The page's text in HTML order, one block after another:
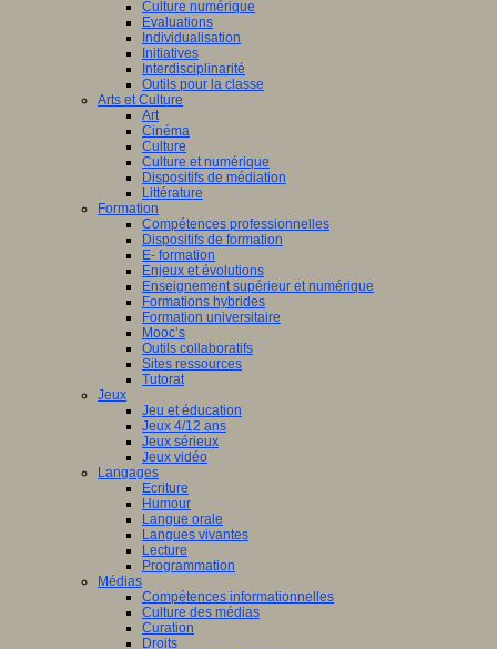
Culture numérique
Evaluations
Individualisation
Initiatives
Interdisciplinarité
Outils pour la classe
Arts et Culture
Art
Cinéma
Culture
Culture et numérique
Dispositifs de médiation
Littérature
Formation
Compétences professionnelles
Dispositifs de formation
E- formation
Enjeux et évolutions
Enseignement supérieur et numérique
Formations hybrides
Formation universitaire
Mooc’s
Outils collaboratifs
Sites ressources
Tutorat
Jeux
Jeu et éducation
Jeux 4/12 ans
Jeux sérieux
Jeux vidéo
Langages
Ecriture
Humour
Langue orale
Langues vivantes
Lecture
Programmation
Médias
Compétences informationnelles
Culture des médias
Curation
Droits